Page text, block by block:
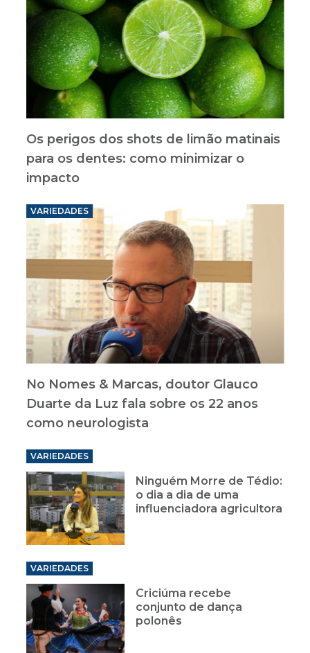
Os perigos dos shots de limão matinais
para os dentes: como minimizar o
impacto
VARIEDADES
No Nomes & Marcas, doutor Glauco
Duarte da Luz fala sobre os 22 anos
como neurologista
VARIEDADES
Ninguém Morre de Tédio:
o dia a dia de uma
influenciadora agricultora
VARIEDADES
Criciúma recebe
conjunto de dança
polonês